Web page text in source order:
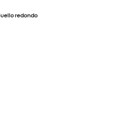
redondo